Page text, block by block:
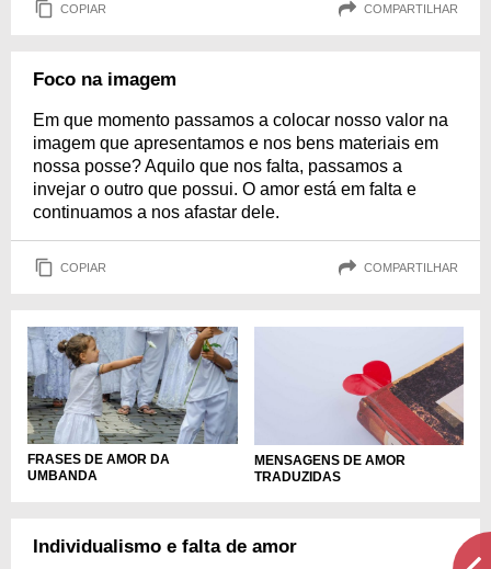
COPIAR COMPARTILHAR
Foco na imagem
Em que momento passamos a colocar nosso valor na
imagem que apresentamos e nos bens materiais em
nossa posse? Aquilo que nos falta, passamos a
invejar o outro que possui. O amor está em falta e
continuamos a nos afastar dele.
COPIAR COMPARTILHAR
FRASES DE AMOR DA
UMBANDA
MENSAGENS DE AMOR
TRADUZIDAS
Individualismo e falta de amor